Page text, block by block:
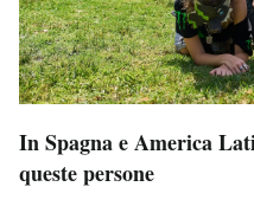
In Spagna e America
queste persone